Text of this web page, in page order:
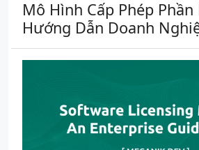
Mô Hình Cấp Phép Phần
Hướng Dẫn Doanh